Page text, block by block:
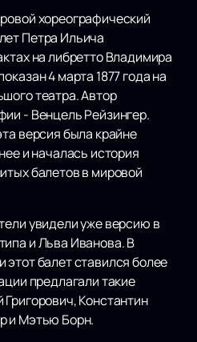
хореографический
Петра Ильича
на либретто Владимира
4 марта 1877 года на
театра. Автор
- Венцель Рейзингер.
версия была крайне
и началась история
балетов в мировой
увидели уже версию в
и Льва Иванова. В
балет ставился более
предлагали такие
Константин
и Мэтью Борн.